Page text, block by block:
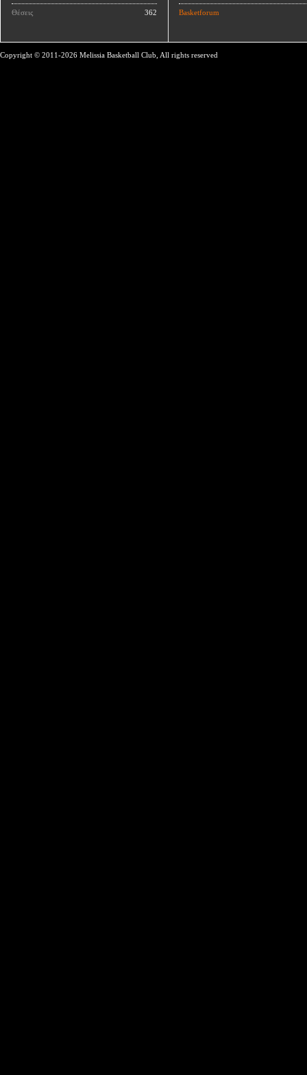
Θέσεις 362 Basketforum
Copyright © 2011-2026 Melissia Basketball Club, All rights reserved